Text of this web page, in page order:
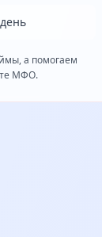
а помогаем
МФО.